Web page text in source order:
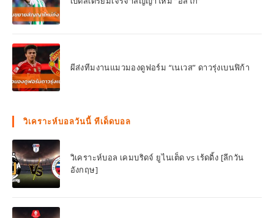
ผีส่งทีมงานแมวมองดูฟอร์ม “เนเวส” ดาวรุ่งเบนฟิก้า
วิเคราะห์บอลวันนี้ ทีเด็ดบอล
วิเคราะห์บอล เคมบริดจ์ ยูไนเต็ด vs เร้ดดิ้ง [ลีกวัน
อังกฤษ]